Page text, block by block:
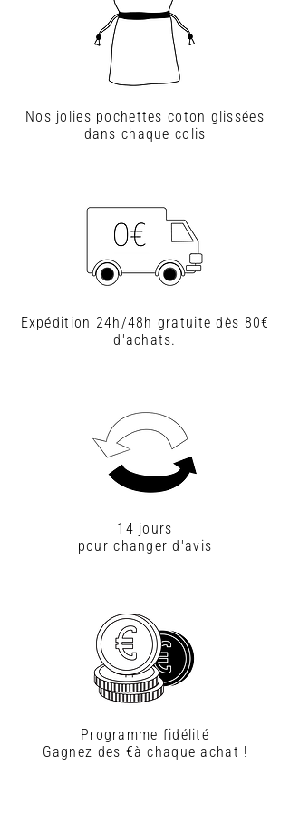
Nos jolies pochettes coton glissées
dans chaque colis
Expédition 24h/48h gratuite dès 80€
d'achats.
14 jours
pour changer d'avis
Programme fidélité
Gagnez des €à chaque achat !